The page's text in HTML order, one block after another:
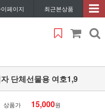
페이지 최근본상품
단체선물용 여호1,9
상품가 15,000원